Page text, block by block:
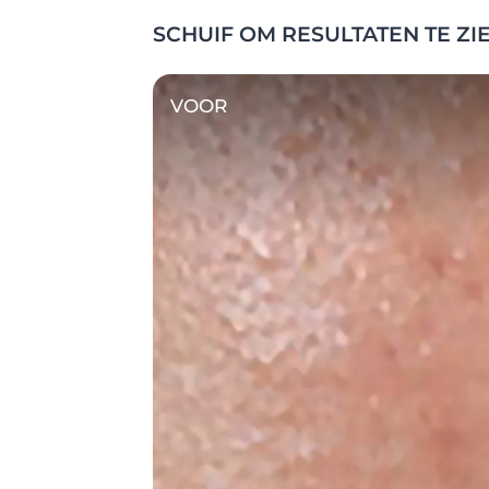
SCHUIF OM RESULTATEN TE
VOOR